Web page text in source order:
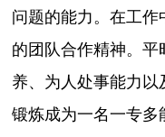
问题的能力。在工
的团队合作精神。
养、为人处事能力以
锻炼成为一名一专多